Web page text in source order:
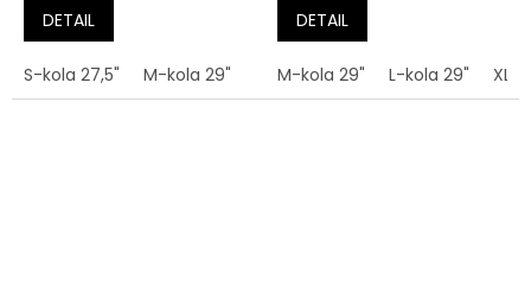
DETAIL
S-kola 27,5" M-kola 29" L-kola 29"
DETAIL
M-kola 29" L-kola 29" XL-